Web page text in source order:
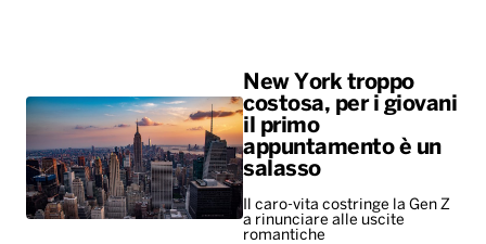
New York troppo
costosa, per i giovani
il primo
appuntamento è un
salasso
Il caro-vita costringe la Gen Z
a rinunciare alle uscite
romantiche